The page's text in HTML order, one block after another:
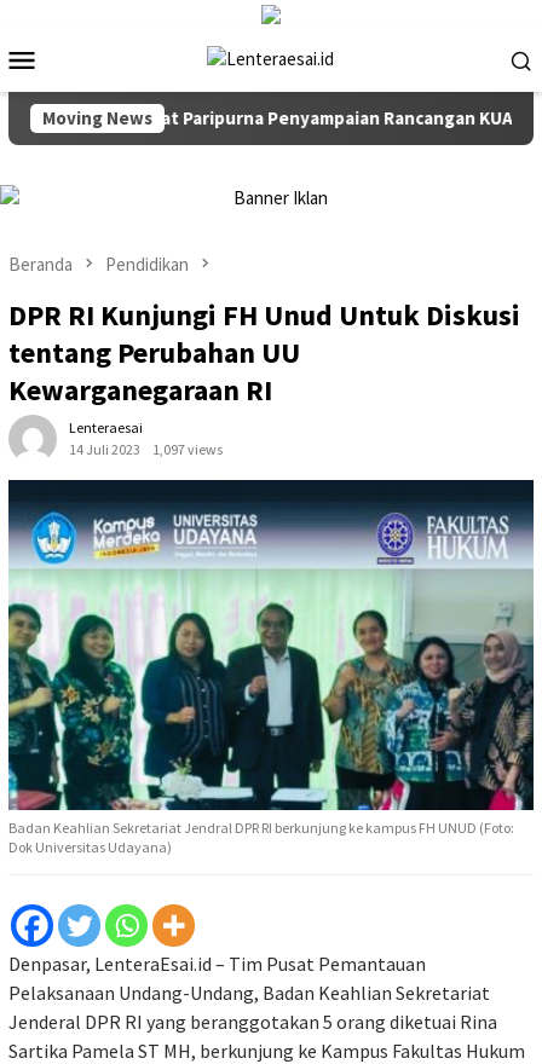
konten
Mobile
Moving News
Rapat Paripurna Penyampaian Rancangan KUA-PPAS TA
Beranda Pendidikan
DPR RI Kunjungi FH Unud Untuk Diskusi
tentang Perubahan UU
Kewarganegaraan RI
Lenteraesai
14 Juli 2023
1,097 views
Badan Keahlian Sekretariat Jendral DPR RI berkunjung ke kampus FH UNUD (Foto:
Dok Universitas Udayana)
Denpasar, LenteraEsai.id – Tim Pusat Pemantauan
Pelaksanaan Undang-Undang, Badan Keahlian Sekretariat
Jenderal DPR RI yang beranggotakan 5 orang diketuai Rina
Sartika Pamela ST MH, berkunjung ke Kampus Fakultas Hukum